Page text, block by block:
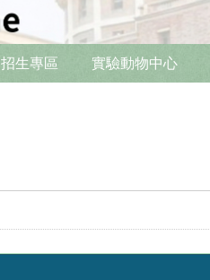
招生專區 實驗動物中心